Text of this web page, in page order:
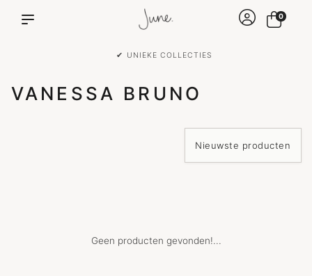
✔ UNIEKE COLLECTIES
0
VANESSA BRUNO
Geen producten gevonden!...